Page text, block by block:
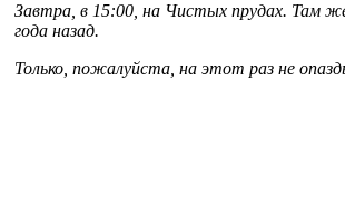
Завтра, в 15:00, на Чистых прудах. Там
года назад.
Только, пожалуйста, на этот раз не